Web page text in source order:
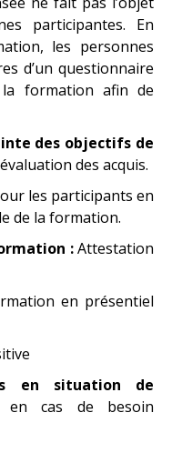
participantes. En
les personnes
d’un questionnaire
formation afin de
des objectifs de
des acquis.
les participants en
de la formation.
:Attestation
en présentiel
en situation de
en cas de besoin